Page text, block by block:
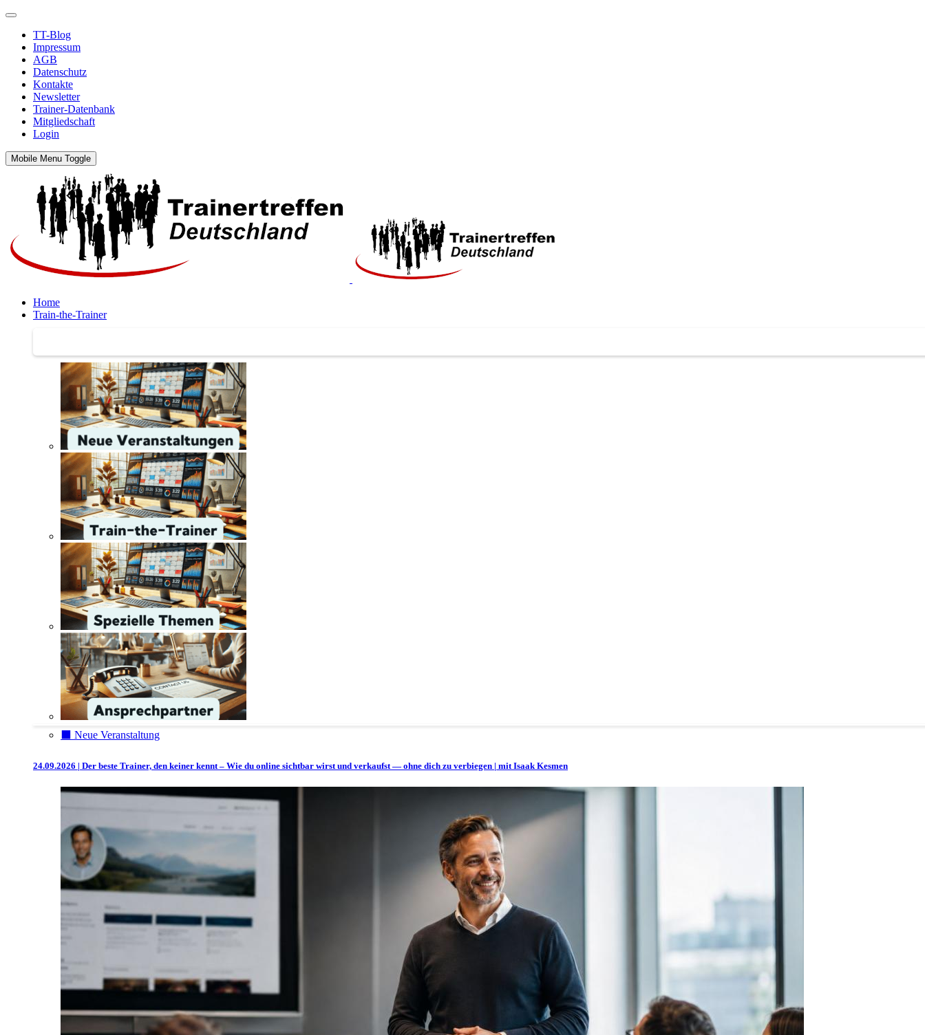
TT-Blog
Impressum
AGB
Datenschutz
Kontakte
Newsletter
Trainer-Datenbank
Mitgliedschaft
Login
Mobile Menu Toggle
Home
Train-the-Trainer
⬛️ Neue Veranstaltung
24.09.2026 | Der beste Trainer, den keiner kennt – Wie du online sichtbar wirst und verkaufst — ohne dich zu verbiegen | mit Isaak Kesmen